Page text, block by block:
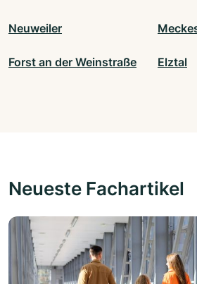
Neuweiler
Forst an der Weinstraße Elztal
Neueste Fachartikel